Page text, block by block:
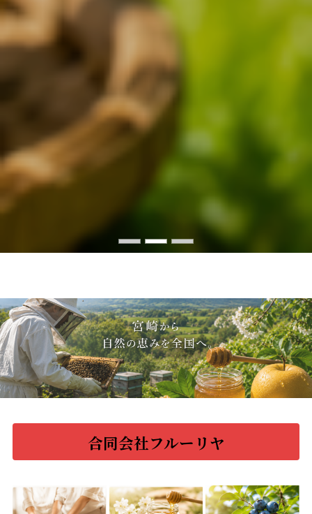
合同会社フルーリヤ